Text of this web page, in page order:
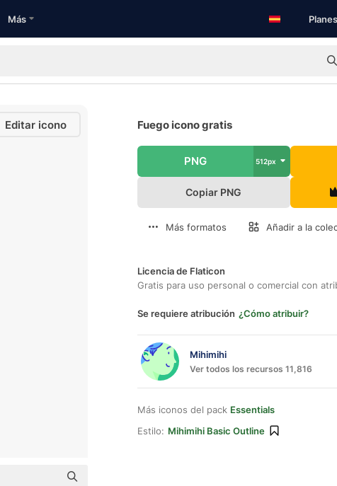
Más
Editar icono Fuego icono gratis
PNG 512px
Copiar PNG
Más formatos Añadir a la
Licencia de Flaticon
Gratis para uso personal o comercial con
Se requiere atribución ¿Cómo atribuir?
Mihimihi
Ver todos los recursos 11,816
Más iconos del pack Essentials
Estilo: Mihimihi Basic Outline